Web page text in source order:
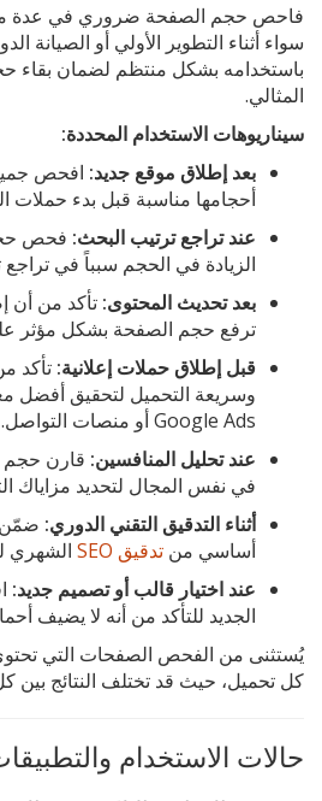
فاحص حجم الصفحة ضروري في عدة
سواء أثناء التطوير الأولي أو الصيانة
باستخدامه بشكل منتظم لضمان
المثالي.
سيناريوهات الاستخدام المحددة:
بعد إطلاق موقع جديد: افحص
أحجامها مناسبة قبل بدء حملات
عند تراجع ترتيب البحث: فحص
الزيادة في الحجم سبباً في
بعد تحديث المحتوى: تأكد من أن
ترفع حجم الصفحة بشكل مؤثر
قبل إطلاق حملات إعلانية: تأكد
وسريعة التحميل لتحقيق أفضل
Google Ads أو منصات التواصل.
عند تحليل المنافسين: قارن
في نفس المجال لتحديد مزاياك
أثناء التدقيق التقني الدوري:
أساسي من تدقيق SEO
الشهري
عند اختيار قالب أو تصميم جديد:
الجديد للتأكد من أنه لا يضيف
يُستثنى من الفحص الصفحات التي
كل تحميل، حيث قد تختلف النتائج
حالات الاستخدام